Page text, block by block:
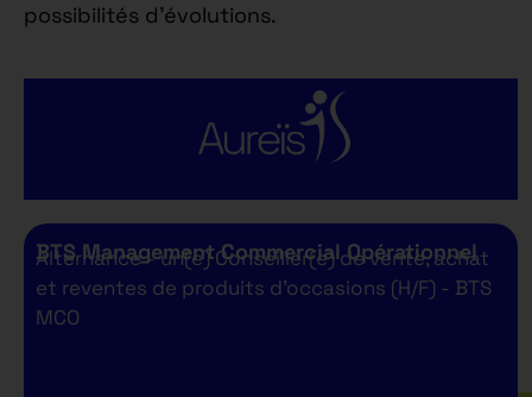
possibilités d’évolutions.
BTS Management Commercial Opérationnel
Alternance - un(e) Conseiller(e) de vente, achat
et reventes de produits d’occasions (H/F) - BTS
MCO